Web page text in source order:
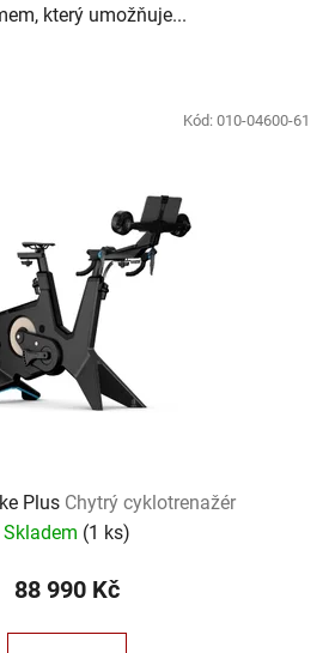
který umožňuje...
Plus Chytrý cyklotrenažér
Skladem (1 ks)
88 990 Kč
Kód: 010-04600-61